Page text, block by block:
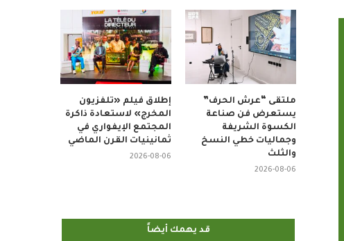
إطلاق فيلم «تلفزيون
المخرج» لاستعادة ذاكرة
المجتمع الإيفواري في
ثمانينيات القرن الماضي
2026-08-06
ملتقى “عرش الحرف”
يستعرض فن صناعة
الكسوة الشريفة
وجماليات خطي النسخ
والثلث
2026-08-06
قد يهمك أيضاً